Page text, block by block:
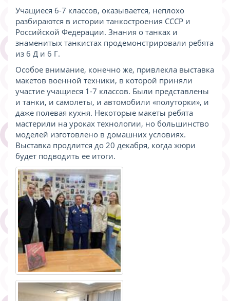
Учащиеся 6-7 классов, оказывается, неплохо
разбираются в истории танкостроения СССР и
Российской Федерации. Знания о танках и
знаменитых танкистах продемонстрировали ребята
из 6 Д и 6 Г.
Особое внимание, конечно же, привлекла выставка
макетов военной техники, в которой приняли
участие учащиеся 1-7 классов. Были представлены
и танки, и самолеты, и автомобили «полуторки», и
даже полевая кухня. Некоторые макеты ребята
мастерили на уроках технологии, но большинство
моделей изготовлено в домашних условиях.
Выставка продлится до 20 декабря, когда жюри
будет подводить ее итоги.